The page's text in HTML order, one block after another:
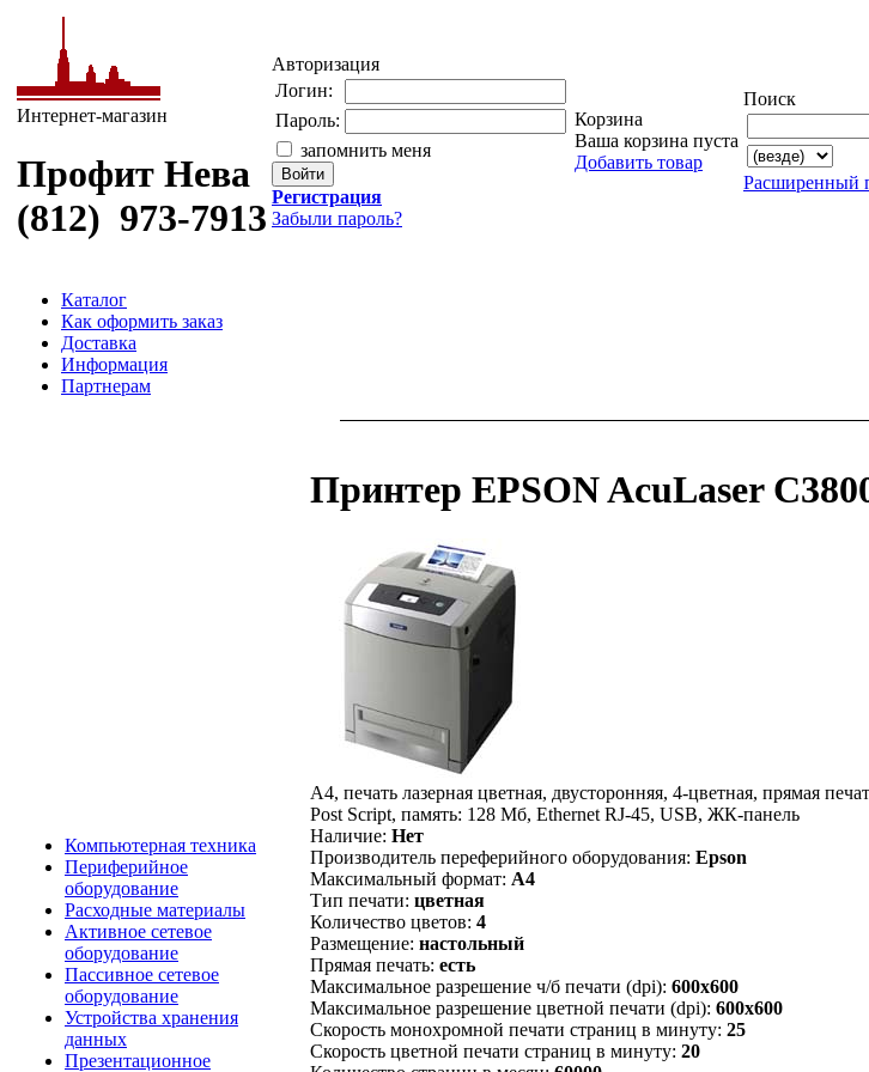
Интернет-магазин
Профит Нева
(812) 973-7913
Авторизация
Логин:
Пароль:
запомнить меня
Регистрация
Забыли пароль?
Корзина
Ваша корзина пуста
Добавить товар
Поиск
Расширенный
Каталог
Как оформить заказ
Доставка
Информация
Партнерам
Компьютерная техника
Периферийное
оборудование
Расходные материалы
Активное сетевое
оборудование
Пассивное сетевое
оборудование
Устройства хранения
данных
Презентационное
Принтер EPSON AcuLaser
A4, печать лазерная цветная, двусторонняя, 4-цветная, прямая
Post Script, память: 128 Мб, Ethernet RJ-45, USB, ЖК-панель
Наличие: Нет
Производитель переферийного оборудования: Epson
Максимальный формат: A4
Тип печати: цветная
Количество цветов: 4
Размещение: настольный
Прямая печать: есть
Максимальное разрешение ч/б печати (dpi): 600x600
Максимальное разрешение цветной печати (dpi): 600x600
Скорость монохромной печати страниц в минуту: 25
Скорость цветной печати страниц в минуту: 20